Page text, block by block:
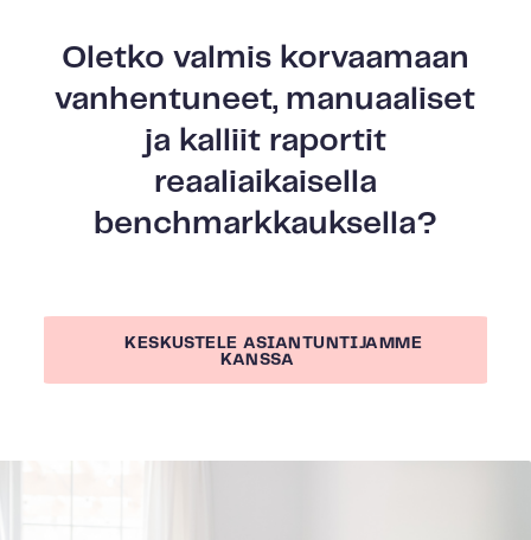
Oletko valmis korvaamaan
vanhentuneet, manuaaliset
ja kalliit raportit
reaaliaikaisella
benchmarkkauksella?
KESKUSTELE ASIANTUNTIJAMME
KANSSA